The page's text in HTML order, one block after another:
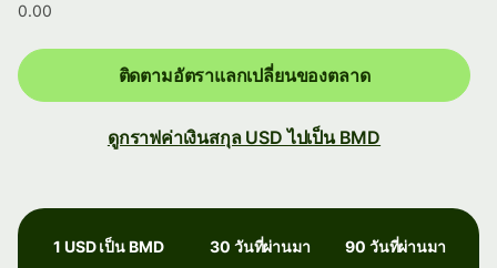
0.00
ติดตามอัตราแลกเปลี่ยนของตลาด
ดูกราฟค่าเงินสกุล USD ไปเป็น BMD
1 USD เป็น BMD 30 วันที่ผ่านมา 90 วันที่ผ่านมา